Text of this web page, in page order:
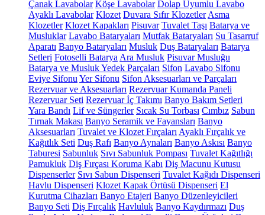
Çanak Lavabolar Köşe Lavabolar Dolap Uyumlu Lavabo
Ayaklı Lavabolar Klozet Duvara Sıfır Klozetler Asma
Klozetler Klozet Kapakları Pisuvar Tuvalet Taşı Batarya ve
Musluklar Lavabo Bataryaları Mutfak Bataryaları Su Tasarruf
Aparatı Banyo Bataryaları Musluk Duş Bataryaları Batarya
Setleri Fotoselli Batarya Ara Musluk Pisuvar Musluğu
Batarya ve Musluk Yedek Parçaları Sifon Lavabo Sifonu
Eviye Sifonu Yer Sifonu Sifon Aksesuarları ve Parçaları
Rezervuar ve Aksesuarları Rezervuar Kumanda Paneli
Rezervuar Seti Rezervuar İç Takımı Banyo Bakım Setleri
Yara Bandı Lif ve Süngerler Sıcak Su Torbası Cımbız Sabun
Tırnak Makası Banyo Seramik ve Fayansları Banyo
Aksesuarları Tuvalet ve Klozet Fırçaları Ayaklı Fırçalık ve
Kağıtlık Seti Duş Rafı Banyo Aynaları Banyo Askısı Banyo
Taburesi Sabunluk Sıvı Sabunluk Pompası Tuvalet Kağıtlığı
Pamukluk Diş Fırçası Koruma Kabı Diş Macunu Kutusu
Dispenserler Sıvı Sabun Dispenseri Tuvalet Kağıdı Dispenseri
Havlu Dispenseri Klozet Kapak Örtüsü Dispenseri El
Kurutma Cihazları Banyo Etajeri Banyo Düzenleyicileri
Banyo Seti Diş Fırçalık Havluluk Banyo Kaydırmazı Duş